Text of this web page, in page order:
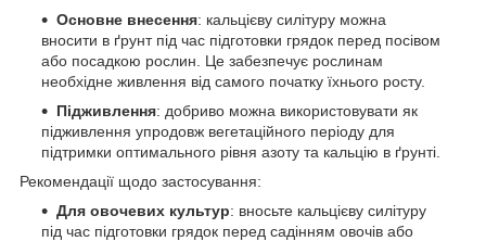
Основне внесення: кальцієву силітуру можна
вносити в ґрунт під час підготовки грядок перед посівом
або посадкою рослин. Це забезпечує рослинам
необхідне живлення від самого початку їхнього росту.
Підживлення: добриво можна використовувати як
підживлення упродовж вегетаційного періоду для
підтримки оптимального рівня азоту та кальцію в ґрунті.
Рекомендації щодо застосування:
Для овочевих культур: вносьте кальцієву силітуру
під час підготовки грядок перед садінням овочів або